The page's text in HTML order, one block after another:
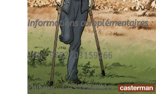
Informations complémentaires :
EAN : 9782203159266
Éditeur : CASTERMAN